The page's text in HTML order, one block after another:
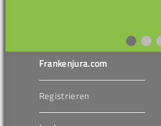
Frankenjura.com
Registrieren